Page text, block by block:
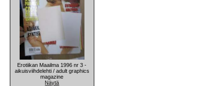
Erotiikan Maailma 1996 nr 3 -
aikuisviihdelehti / adult graphics
magazine
Näytä